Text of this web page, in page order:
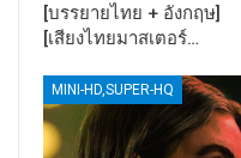
[บรรยายไทย + อังกฤษ]
[เสียงไทยมาสเตอร์…
MINI-HD,SUPER-HQ